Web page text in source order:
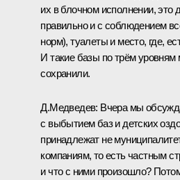
их в блочном исполнении, это
правильно и с соблюдением
норм), туалеты и место, где,
И такие базы по трём
сохранили.
Д.Медведев: Вчера мы
с выбытием баз и детских
принадлежат не
компаниям, то есть частным
и что с ними произошло?